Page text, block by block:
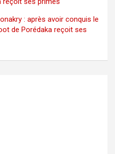
: après avoir conquis le
de Porédaka reçoit ses